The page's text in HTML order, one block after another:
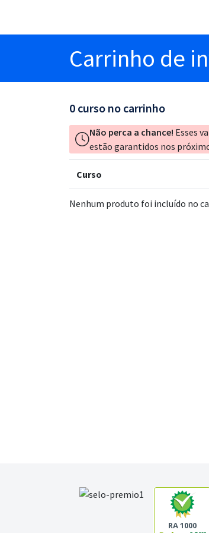
Carrinho de
0 curso no carrinho
Não perca a chance! Esses
estão garantidos nos
Curso
Nenhum produto foi incluído no
RA 1000